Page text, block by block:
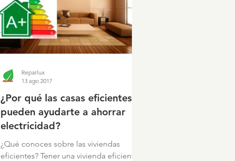
¿Por qué las casas eficientes
pueden ayudarte a ahorrar
electricidad?
¿Qué conoces sobre las viviendas
eficientes? Tener una vivienda eficiente
Reparlux
13 ago 2017